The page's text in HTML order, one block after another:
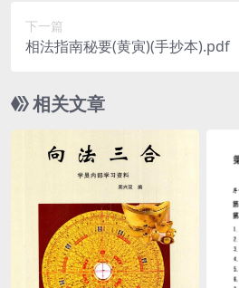
下一篇
相法指南秘要(黄寅)(手抄本).pdf
相关文章